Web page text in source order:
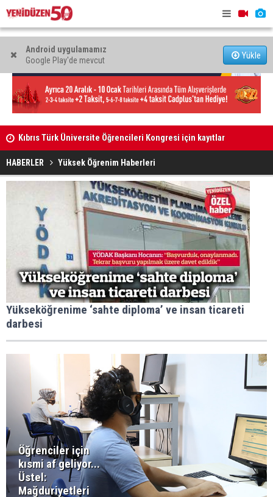
Android uygulamamız
Google Play'de mevcut
Yükle
Kıbrıs Türk Üniversite Öğrencileri Kongresi için kayıtlar
sürüyor
HABERLER Yüksek Öğrenim Haberleri
Yükseköğrenime ‘sahte diploma’ ve insan ticareti
darbesi
Öğrenciler için
kısmi af geliyor...
Üstel:
Mağduriyetleri